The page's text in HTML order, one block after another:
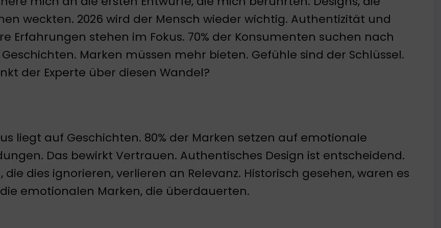
weckten. 2026 wird der Mensch wieder wichtig. Authentizität und
Erfahrungen stehen im Fokus. 70% der Konsumenten suchen nach
Marken müssen mehr bieten. Gefühle sind der Schlüssel.
der Experte über diesen Wandel?
liegt auf Geschichten. 80% der Marken setzen auf emotionale
Das bewirkt Vertrauen. Authentisches Design ist entscheidend.
die dies ignorieren, verlieren an Relevanz. Historisch gesehen, waren es
emotionalen Marken, die überdauerten.